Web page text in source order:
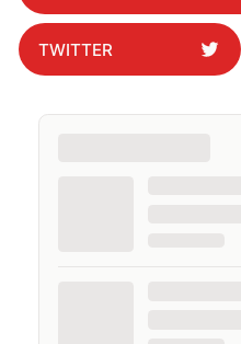
TWITTER